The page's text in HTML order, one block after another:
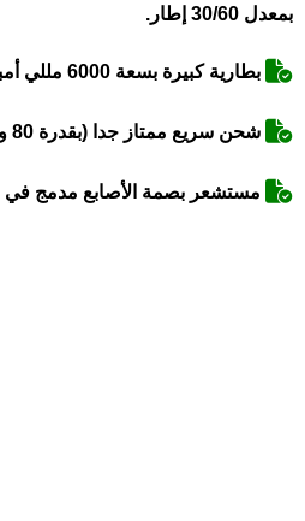
بمعدل 30/60 إطار.
بطارية كبيرة بسعة 6000 مللي أمبير.
شحن سريع ممتاز جدا (بقدرة 80 واط).
مستشعر بصمة الأصابع مدمج في